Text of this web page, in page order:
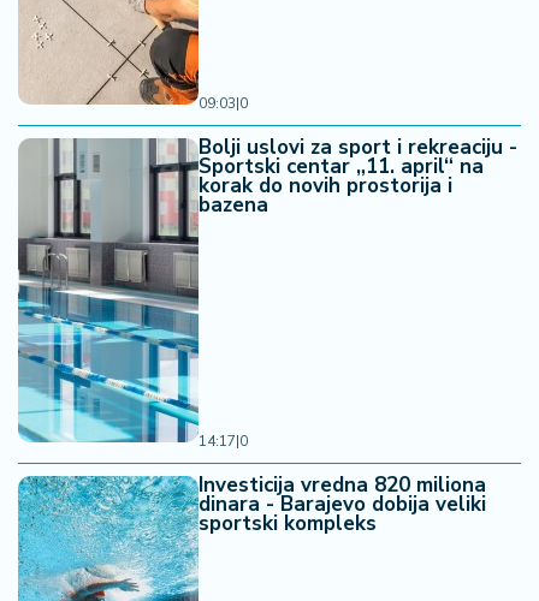
09:03|0
Bolji uslovi za sport i rekreaciju -
Sportski centar „11. april“ na
korak do novih prostorija i
bazena
14:17|0
Investicija vredna 820 miliona
dinara - Barajevo dobija veliki
sportski kompleks